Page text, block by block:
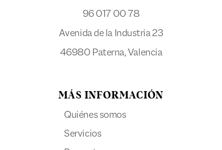
96 017 00 78
Avenida de la Industria 23
46980 Paterna, Valencia
MÁS INFORMACIÓN
Quiénes somos
Servicios